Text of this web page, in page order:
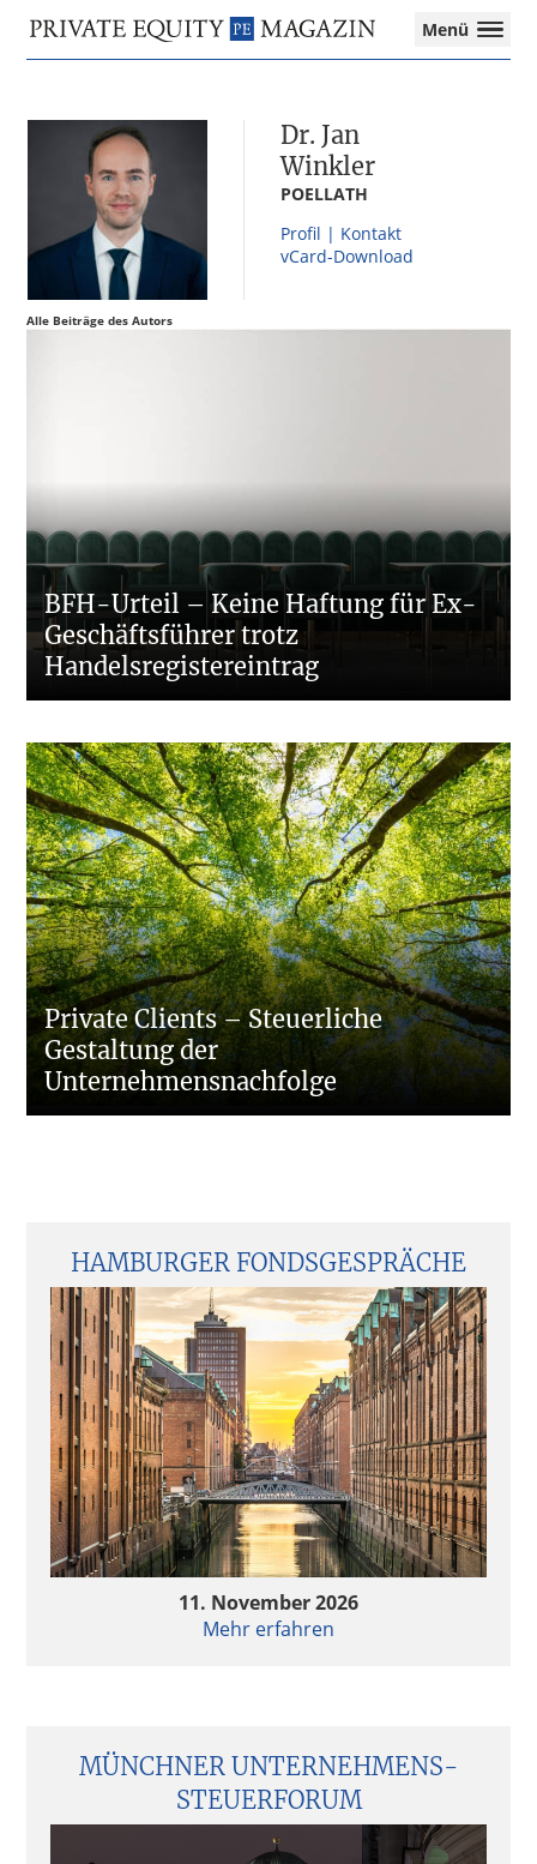
springen
springen
springen
Private
Equity
Das
Equity-
Branche
Investment
Funds
I
Menü
Dr. Jan
Winkler
POELLATH
Profil | Kontakt
vCard-Download
Alle Beiträge des Autors
BFH-Urteil – Keine Haftung für Ex-
Geschäftsführer trotz
Handelsregistereintrag
Private Clients – Steuerliche
Gestaltung der
Unternehmensnachfolge
HAMBURGER FONDSGESPRÄCHE
11. November 2026
Mehr erfahren
MÜNCHNER UNTERNEHMENS­
STEUERFORUM